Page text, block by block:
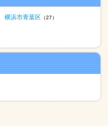
横浜市青葉区 （27）